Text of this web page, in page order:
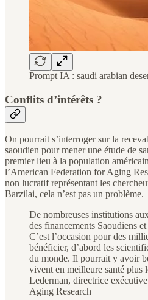
Prompt IA : saudi arabian
Conflits d’intérêts ?
On pourrait s’interroger sur la
saoudien pour mener une étude de
premier lieu à la population
l’American Federation for Aging
non lucratif représentant les
Barzilai, cela n’est pas un problème.
De nombreuses institutions
des financements Saoudiens
C’est l’occasion pour des
bénéficier, d’abord les
du monde. Il pourrait y avoir
vivent en meilleure santé plus
Lederman, directrice
Aging Research